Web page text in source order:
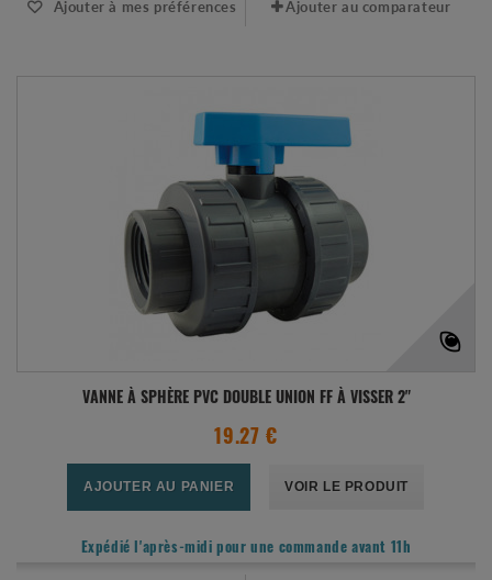
Ajouter à mes préférences Ajouter au comparateur
VANNE À SPHÈRE PVC DOUBLE UNION FF À VISSER 2"
19.27 €
AJOUTER AU PANIER VOIR LE PRODUIT
Expédié l'après-midi pour une commande avant 11h